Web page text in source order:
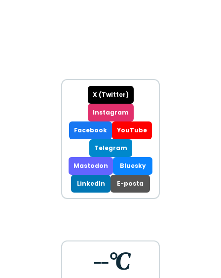
X (Twitter)
Instagram
Facebook YouTube
Telegram
Mastodon Bluesky
LinkedIn E-posta
--°C